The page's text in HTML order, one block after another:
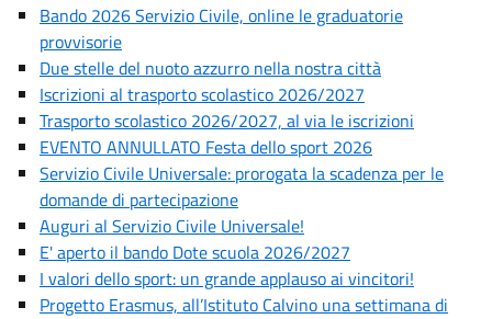
Bando 2026 Servizio Civile, online le graduatorie
provvisorie
Due stelle del nuoto azzurro nella nostra città
Iscrizioni al trasporto scolastico 2026/2027
Trasporto scolastico 2026/2027, al via le iscrizioni
EVENTO ANNULLATO Festa dello sport 2026
Servizio Civile Universale: prorogata la scadenza per le
domande di partecipazione
Auguri al Servizio Civile Universale!
E' aperto il bando Dote scuola 2026/2027
I valori dello sport: un grande applauso ai vincitori!
Progetto Erasmus, all’Istituto Calvino una settimana di